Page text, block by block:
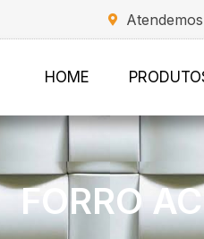
HOME
FORRO